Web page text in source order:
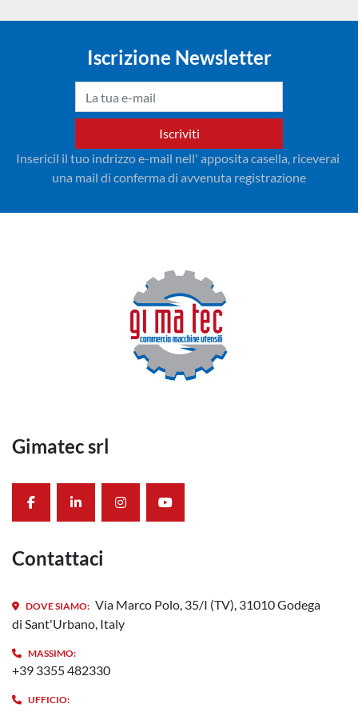
Iscrizione Newsletter
Iscriviti
Insericil il tuo indrizzo e-mail nell' apposita casella, riceverai
una mail di conferma di avvenuta registrazione
Gimatec srl
facebooklinkedininstagramyoutube
Contattaci
DOVE SIAMO: Via Marco Polo, 35/I (TV), 31010 Godega
di Sant'Urbano, Italy
MASSIMO:
+39 3355 482330
UFFICIO: